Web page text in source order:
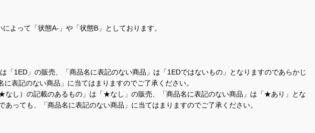
よって「状態A-」や「状態B」としております。
1ED」の販売、「商品名に表記のない商品」は「1EDではないもの」となりますのであらかじ
表記のない商品」に当てはまりますのでご了承ください。
し）の記載のあるもの」は「★なし」の販売、「商品名に表記のない商品」は「★あり」とな
っても、「商品名に表記のない商品」に当てはまりますのでご了承ください。